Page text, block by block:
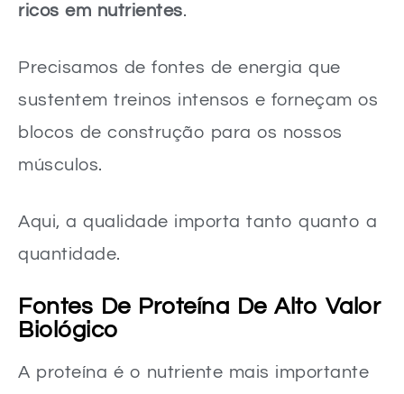
ricos em nutrientes.
Precisamos de fontes de energia que
sustentem treinos intensos e forneçam os
blocos de construção para os nossos
músculos.
Aqui, a qualidade importa tanto quanto a
quantidade.
Fontes De Proteína De Alto Valor
Biológico
A proteína é o nutriente mais importante